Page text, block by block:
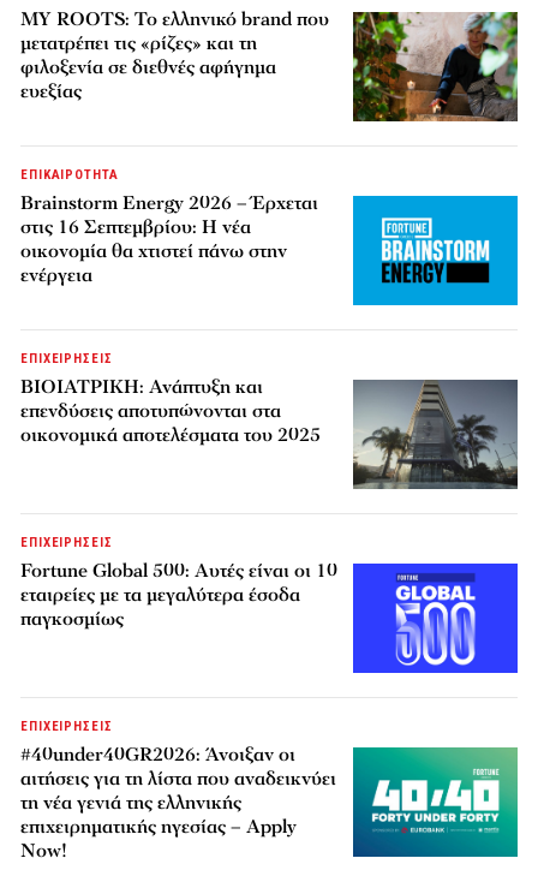
MY ROOTS: Το ελληνικό brand που
μετατρέπει τις «ρίζες» και τη
φιλοξενία σε διεθνές αφήγημα
ευεξίας
ΕΠΙΚΑΙΡΟΤΗΤΑ
Brainstorm Energy 2026 – Έρχεται
στις 16 Σεπτεμβρίου: Η νέα
οικονομία θα χτιστεί πάνω στην
ενέργεια
ΕΠΙΧΕΙΡΗΣΕΙΣ
ΒΙΟΙΑΤΡΙΚΗ: Ανάπτυξη και
επενδύσεις αποτυπώνονται στα
οικονομικά αποτελέσματα του 2025
ΕΠΙΧΕΙΡΗΣΕΙΣ
Fortune Global 500: Αυτές είναι οι 10
εταιρείες με τα μεγαλύτερα έσοδα
παγκοσμίως
ΕΠΙΧΕΙΡΗΣΕΙΣ
#40under40GR2026: Άνοιξαν οι
αιτήσεις για τη λίστα που αναδεικνύει
τη νέα γενιά της ελληνικής
επιχειρηματικής ηγεσίας – Apply
Now!